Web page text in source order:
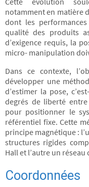
notamment en matière
dont les
qualité des produits
d’exigence requis, la
micro- manipulation
Dans ce contexte,
développer une
d’estimer la pose,
degrés de liberté
pour positionner le
référentiel fixe. Cette
principe magnétique :
structures rigides
Hall et l’autre un